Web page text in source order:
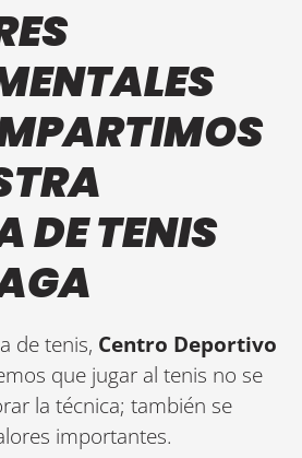
DE TENIS
de tenis, Centro Deportivo
que jugar al tenis no se
la técnica; también se
importantes.